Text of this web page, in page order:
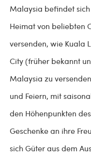
Malaysia befindet
Heimat von beliebten
versenden, wie Kuala
City (früher bekannt
Malaysia zu
und Feiern, mit
den Höhenpunkten
Geschenke an ihre
sich Güter aus dem